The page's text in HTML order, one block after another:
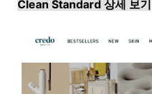
Clean Standard 상세 보기